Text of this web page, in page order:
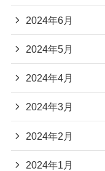
2024年6月
2024年5月
2024年4月
2024年3月
2024年2月
2024年1月